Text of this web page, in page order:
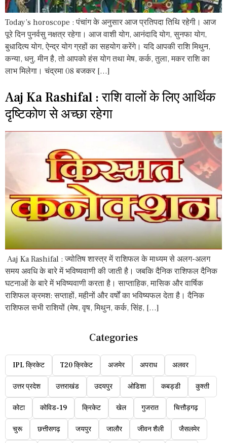
Today’s horoscope : पंचांग के अनुसार आज प्रतिपदा तिथि रहेगी। आज
पूरे दिन पुनर्वसु नक्षत्र रहेगा। आज वाशी योग, आनंदादि योग, सुनफा योग,
बुधादित्य योग, ऐन्द्र योग ग्रहों का सहयोग करेंगे। यदि आपकी राशि मिथुन,
कन्या, धनु, मीन है, तो आपको हंस योग तथा मेष, कर्क, तुला, मकर राशि का
लाभ मिलेगा। चंद्रमा 08 बजकर […]
Aaj Ka Rashifal : राशि वालों के लिए आर्थिक
दृष्टिकोण से अच्छा रहेगा
Aaj Ka Rashifal : ज्योतिष शास्त्र में राशिफल के माध्यम से अलग-अलग
समय अवधि के बारे में भविष्यवाणी की जाती है। जबकि दैनिक राशिफल दैनिक
घटनाओं के बारे में भविष्यवाणी करता है। साप्ताहिक, मासिक और वार्षिक
राशिफल क्रमश: सप्ताहों, महीनों और वर्षों का भविष्यफल देता है। दैनिक
राशिफल सभी राशियों (मेष, वृष, मिथुन, कर्क, सिंह, […]
Categories
IPL क्रिकेट T20 क्रिकेट अजमेर अपराध अलवर
उत्तर प्रदेश उत्तराखंड उदयपुर ओडिशा कबड्डी कुश्ती
कोटा कोविड-19 क्रिकेट खेल गुजरात चित्तौड़गढ़
चुरू छत्तीसगढ़ जयपुर जालौर जीवन शैली जैसलमेर